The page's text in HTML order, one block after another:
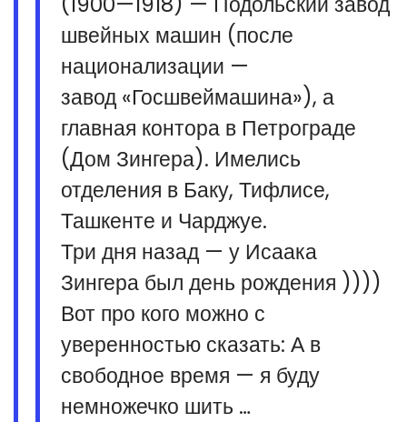
швейных машин (после
национализации —
завод «Госшвеймашина»), а
главная контора в Петрограде
(Дом Зингера). Имелись
отделения в Баку, Тифлисе,
Ташкенте и Чарджуе.
Три дня назад — у Исаака
Зингера был день рождения ))))
Вот про кого можно с
уверенностью сказать: А в
свободное время — я буду
немножечко шить …